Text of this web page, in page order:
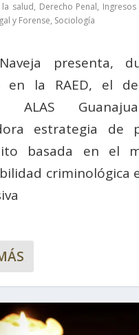
salud, Derecho Penal,
y Forense, Sociología
presenta,
en la RAED, el
ALAS
estrategia de
basada en el
criminológica